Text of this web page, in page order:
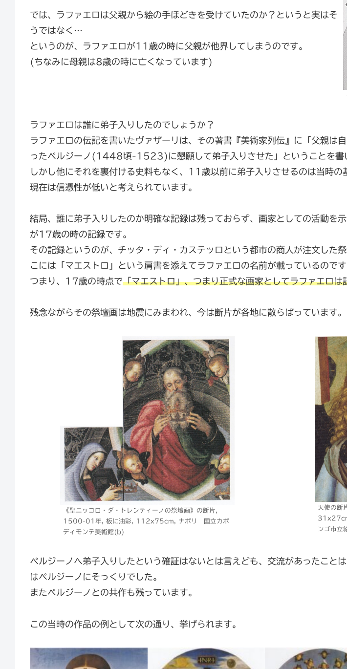
では、ラファエロは父親から絵の手ほどきを受けていたのか？というと実はそ
うではなく…
というのが、ラファエロが11歳の時に父親が他界してしまうのです。
(ちなみに母親は8歳の時に亡くなっています)
ラファエロは誰に弟子入りしたのでしょうか？
ラファエロの伝記を書いたヴァザーリは、その著書『美術家列伝』に「父親は
ったペルジーノ(1448頃-1523)に懇願して弟子入りさせた」ということを書
しかし他にそれを裏付ける史料もなく、11歳以前に弟子入りさせるのは当時の
現在は信憑性が低いと考えられています。
結局、誰に弟子入りしたのか明確な記録は残っておらず、画家としての活動
が17歳の時の記録です。
その記録というのが、チッタ・ディ・カステッロという都市の商人が注文した
こには「マエストロ」という肩書を添えてラファエロの名前が載っているのです
つまり、17歳の時点で「マエストロ」、つまり正式な画家としてラファエロは
残念ながらその祭壇画は地震にみまわれ、今は断片が各地に散らばっています
《聖ニッコロ・ダ・トレンティーノの祭壇画》の断片,
1500-01年, 板に油彩, 112x75cm, ナポリ 国立カポ
ディモンテ美術館(b)
天使の
ンゴ市立
ペルジーノへ弟子入りしたという確証はないとは言えども、交流があったこと
はペルジーノにそっくりでした。
またペルジーノとの共作も残っています。
この当時の作品の例として次の通り、挙げられます。